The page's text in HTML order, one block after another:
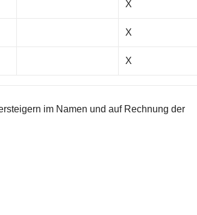
X
X
X
im Namen und auf Rechnung der